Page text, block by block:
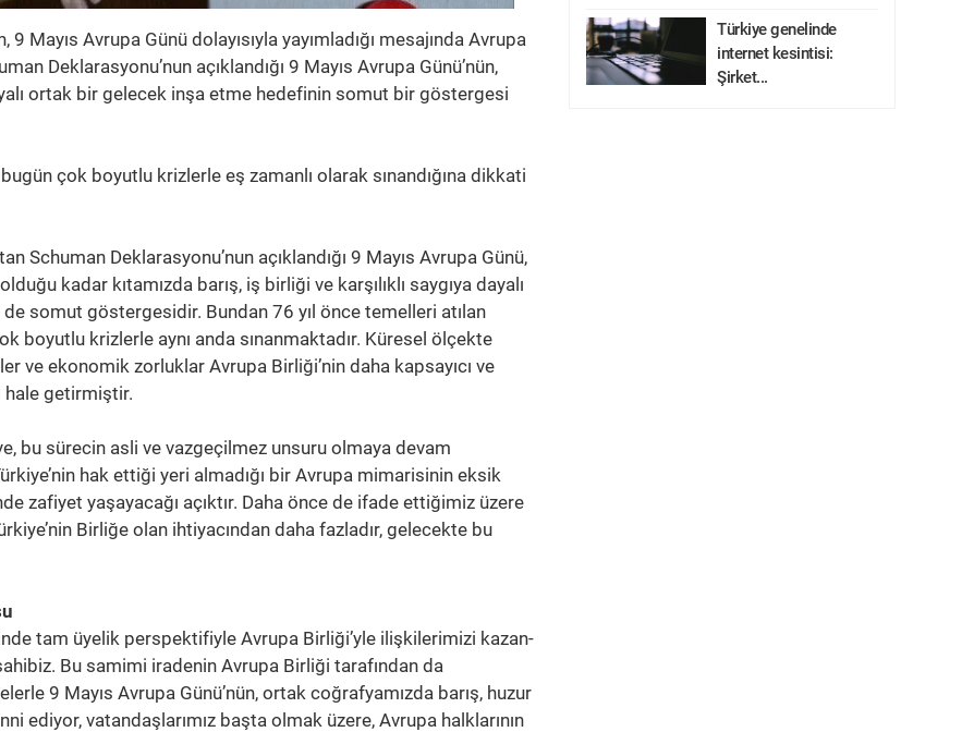
Mayıs Avrupa Günü dolayısıyla yayımladığı mesajında Avrupa
Deklarasyonu’nun açıklandığı 9 Mayıs Avrupa Günü’nün,
ortak bir gelecek inşa etme hedefinin somut bir göstergesi
çok boyutlu krizlerle eş zamanlı olarak sınandığına dikkati
Schuman Deklarasyonu’nun açıklandığı 9 Mayıs Avrupa Günü,
kadar kıtamızda barış, iş birliği ve karşılıklı saygıya dayalı
somut göstergesidir. Bundan 76 yıl önce temelleri atılan
boyutlu krizlerle aynı anda sınanmaktadır. Küresel ölçekte
ve ekonomik zorluklar Avrupa Birliği’nin daha kapsayıcı ve
getirmiştir.
bu sürecin asli ve vazgeçilmez unsuru olmaya devam
hak ettiği yeri almadığı bir Avrupa mimarisinin eksik
zafiyet yaşayacağı açıktır. Daha önce de ifade ettiğimiz üzere
Birliğe olan ihtiyacından daha fazladır, gelecekte bu
tam üyelik perspektifiyle Avrupa Birliği’yle ilişkilerimizi kazan-
Bu samimi iradenin Avrupa Birliği tarafından da
9 Mayıs Avrupa Günü’nün, ortak coğrafyamızda barış, huzur
ediyor, vatandaşlarımız başta olmak üzere, Avrupa halklarının
Türkiye genelinde
internet kesintisi:
Şirket...